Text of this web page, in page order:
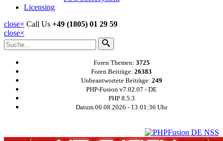
Licensing
close× Call Us +49 (1805) 01 29 59
close×
Foren Themen: 3725
Foren Beiträge: 26383
Unbeantwortete Beiträge: 249
PHP-Fusion v7.02.07 - DE
PHP 8.5.3
Datum 06.08.2026 - 13:01:37 Uhr